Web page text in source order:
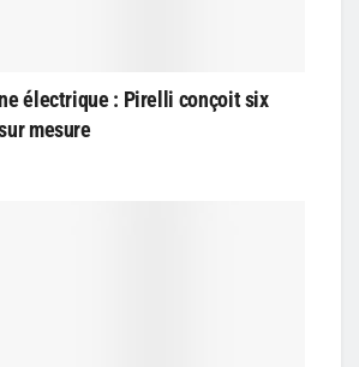
électrique : Pirelli conçoit six
mesure